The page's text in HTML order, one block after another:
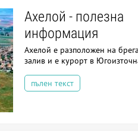
Ахелой - полезна
информация
Ахелой е разположен на
залив и е курорт в
пълен текст